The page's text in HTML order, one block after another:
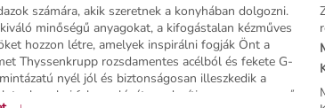
számára, akik szeretnek a konyhában dolgozni.
minőségű anyagokat, a kifogástalan kézműves
hozzon létre, amelyek inspirálni fogják Önt a
Thyssenkrupp rozsdamentes acélból és fekete G-
nyél jól és biztonságosan illeszkedik a
a konyhai felszerelését gazdagítja, vagy nagyszerű